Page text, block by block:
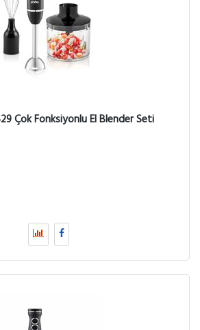
Çok Fonksiyonlu El Blender Seti